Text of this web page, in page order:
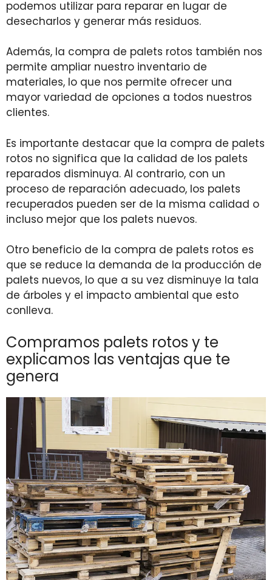
podemos utilizar para reparar en lugar de
desecharlos y generar más residuos.
Además, la compra de palets rotos también nos
permite ampliar nuestro inventario de
materiales, lo que nos permite ofrecer una
mayor variedad de opciones a todos nuestros
clientes.
Es importante destacar que la compra de palets
rotos no significa que la calidad de los palets
reparados disminuya. Al contrario, con un
proceso de reparación adecuado, los palets
recuperados pueden ser de la misma calidad o
incluso mejor que los palets nuevos.
Otro beneficio de la compra de palets rotos es
que se reduce la demanda de la producción de
palets nuevos, lo que a su vez disminuye la tala
de árboles y el impacto ambiental que esto
conlleva.
Compramos palets rotos y te
explicamos las ventajas que te
genera